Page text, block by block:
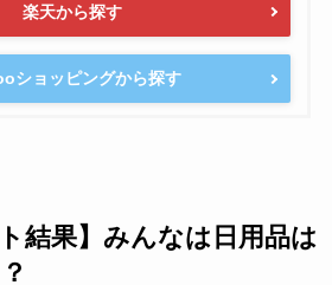
楽天から探す
ショッピングから探す
結果】みんなは日用品は